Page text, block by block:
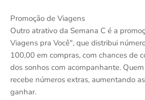
Promoção de Viagens
Outro atrativo da Semana C é a
Viagens pra Você", que distribui
100,00 em compras, com chances de
dos sonhos com acompanhante.
recebe números extras, aumentando
ganhar.